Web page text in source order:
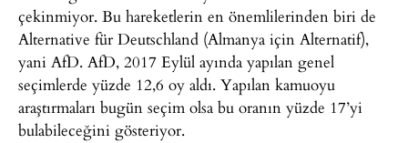
çekinmiyor. Bu hareketlerin en önemlilerinden biri de
Alternative für Deutschland (Almanya için Alternatif),
yani AfD. AfD, 2017 Eylül ayında yapılan genel
seçimlerde yüzde 12,6 oy aldı. Yapılan kamuoyu
araştırmaları bugün seçim olsa bu oranın yüzde 17’yi
bulabileceğini gösteriyor.